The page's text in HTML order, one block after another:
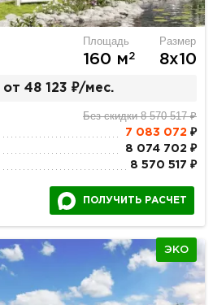
Площадь
160 м2
Размер
8х10
от 48 123 ₽/мес.
Без скидки 8 570 517 ₽
7 083 072₽
8 074 702 ₽
8 570 517 ₽
ПОЛУЧИТЬ РАСЧЕТ
ЭКО